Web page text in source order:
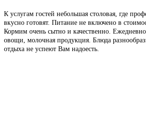
К услугам гостей небольшая столовая, где
вкусно готовят. Питание не включено в
Кормим очень сытно и качественно.
овощи, молочная продукция. Блюда
отдыха не успеют Вам надоесть.